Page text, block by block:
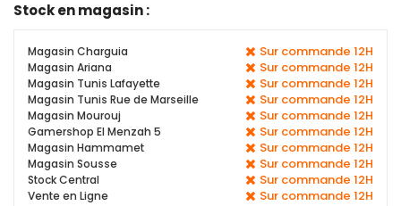
Stock en magasin :
Magasin Charguia Sur commande 12H
Magasin Ariana Sur commande 12H
Magasin Tunis Lafayette Sur commande 12H
Magasin Tunis Rue de Marseille Sur commande 12H
Magasin Mourouj Sur commande 12H
Gamershop El Menzah 5 Sur commande 12H
Magasin Hammamet Sur commande 12H
Magasin Sousse Sur commande 12H
Stock Central Sur commande 12H
Vente en Ligne Sur commande 12H